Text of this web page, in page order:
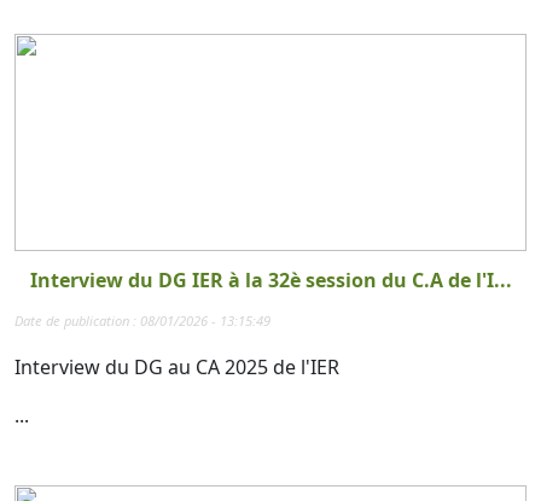
Interview du DG IER à la 32è session du C.A de l'I...
Date de publication : 08/01/2026 - 13:15:49
Interview du DG au CA 2025 de l'IER
...